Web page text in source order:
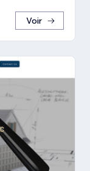
Voir